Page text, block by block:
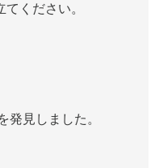
ください。
発見しました。